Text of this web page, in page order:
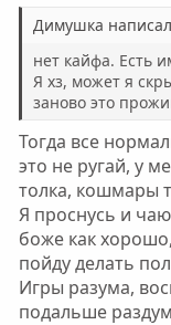
Димушка
нет кайфа. Есть
Я хз, может я
заново это
Тогда все
это не ругай, у
толка, кошмары
Я проснусь и
боже как
пойду делать
Игры разума,
подальше